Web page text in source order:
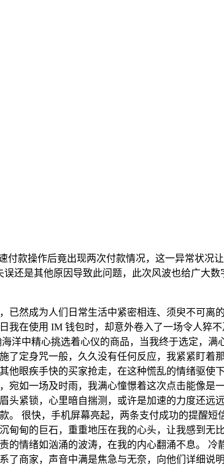
付款操作后竟出现两次付款情况，这一异常状况
还是其他原因导致此问题，此次风波也给广大
然成为人们日常生活中紧密相连、须臾不可离
我在使用 IM 钱包时，却意外卷入了一场令人
洋中精心挑选着心仪的商品，当我终于选定，
定身咒一般，久久没有任何反应，我紧紧盯着
眼疾手快的买家抢走，在这种慌乱的情绪驱使
如一场及时雨，我满心憧憬着这次点击能像是
紧锁，心里暗自揣测，或许是加速的力度还远
很快，手机屏幕亮起，两条支付成功的提醒
甸的巨石，重重地压在我的心头，让我感到无
情绪如汹涌的波涛，在我的内心翻涌不息。 冷
商家，声音中满是焦急与无奈，向他们详细说